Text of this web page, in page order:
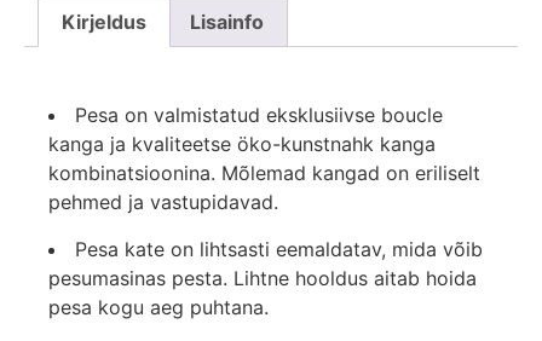
Kirjeldus Lisainfo
Pesa on valmistatud eksklusiivse boucle
kanga ja kvaliteetse öko-kunstnahk kanga
kombinatsioonina. Mõlemad kangad on eriliselt
pehmed ja vastupidavad.
Pesa kate on lihtsasti eemaldatav, mida võib
pesumasinas pesta. Lihtne hooldus aitab hoida
pesa kogu aeg puhtana.